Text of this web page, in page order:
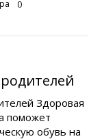
0
Здоровая
поможет
обувь на